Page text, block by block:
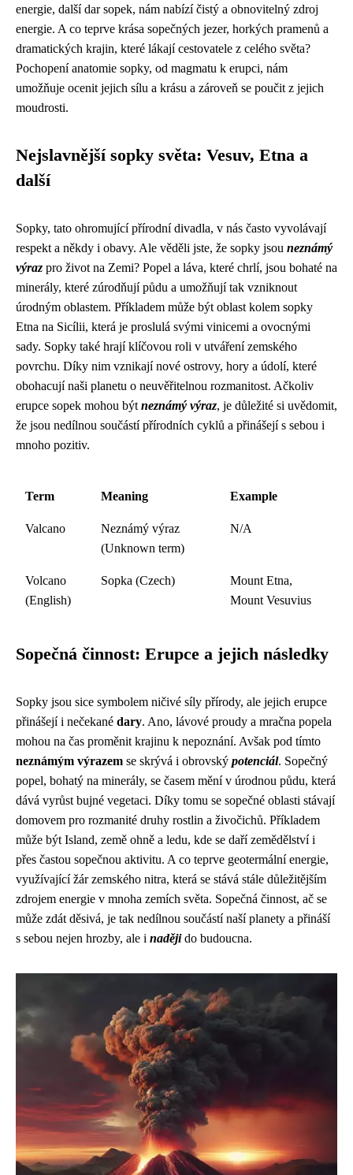
energie, další dar sopek, nám nabízí čistý a obnovitelný zdroj
energie. A co teprve krása sopečných jezer, horkých pramenů a
dramatických krajin, které lákají cestovatele z celého světa?
Pochopení anatomie sopky, od magmatu k erupci, nám
umožňuje ocenit jejich sílu a krásu a zároveň se poučit z jejich
moudrosti.
Nejslavnější sopky světa: Vesuv, Etna a
další
Sopky, tato ohromující přírodní divadla, v nás často vyvolávají
respekt a někdy i obavy. Ale věděli jste, že sopky jsou neznámý
výraz pro život na Zemi? Popel a láva, které chrlí, jsou bohaté na
minerály, které zúrodňují půdu a umožňují tak vzniknout
úrodným oblastem. Příkladem může být oblast kolem sopky
Etna na Sicílii, která je proslulá svými vinicemi a ovocnými
sady. Sopky také hrají klíčovou roli v utváření zemského
povrchu. Díky nim vznikají nové ostrovy, hory a údolí, které
obohacují naši planetu o neuvěřitelnou rozmanitost. Ačkoliv
erupce sopek mohou být neznámý výraz, je důležité si uvědomit,
že jsou nedílnou součástí přírodních cyklů a přinášejí s sebou i
mnoho pozitiv.
Term Meaning Example
Valcano
Neznámý výraz
(Unknown term)
N/A
Volcano
(English)
Sopka (Czech)
Mount Etna,
Mount Vesuvius
Sopečná činnost: Erupce a jejich následky
Sopky jsou sice symbolem ničivé síly přírody, ale jejich erupce
přinášejí i nečekané dary. Ano, lávové proudy a mračna popela
mohou na čas proměnit krajinu k nepoznání. Avšak pod tímto
neznámým výrazem se skrývá i obrovský potenciál. Sopečný
popel, bohatý na minerály, se časem mění v úrodnou půdu, která
dává vyrůst bujné vegetaci. Díky tomu se sopečné oblasti stávají
domovem pro rozmanité druhy rostlin a živočichů. Příkladem
může být Island, země ohně a ledu, kde se daří zemědělství i
přes častou sopečnou aktivitu. A co teprve geotermální energie,
využívající žár zemského nitra, která se stává stále důležitějším
zdrojem energie v mnoha zemích světa. Sopečná činnost, ač se
může zdát děsivá, je tak nedílnou součástí naší planety a přináší
s sebou nejen hrozby, ale i nadějido budoucna.